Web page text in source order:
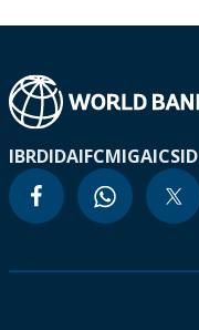
IBRDIDAIFCMIGAICSID